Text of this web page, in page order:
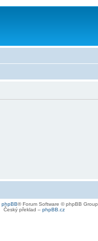
phpBB® Forum Software © phpBB Group
Český překlad – phpBB.cz